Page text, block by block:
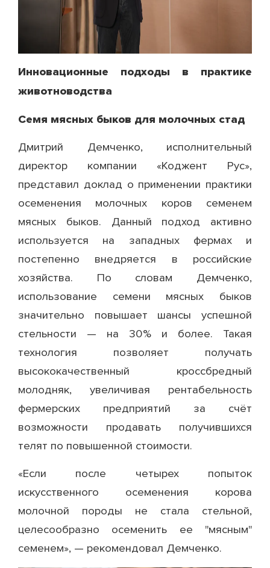
Инновационные подходы в практике
животноводства
Семя мясных быков для молочных стад
Дмитрий Демченко, исполнительный
директор компании «Коджент Рус»,
представил доклад о применении практики
осеменения молочных коров семенем
мясных быков. Данный подход активно
используется на западных фермах и
постепенно внедряется в российские
хозяйства. По словам Демченко,
использование семени мясных быков
значительно повышает шансы успешной
стельности — на 30% и более. Такая
технология позволяет получать
высококачественный кроссбредный
молодняк, увеличивая рентабельность
фермерских предприятий за счёт
возможности продавать получившихся
телят по повышенной стоимости.
«Если после четырех попыток
искусственного осеменения корова
молочной породы не стала стельной,
целесообразно осеменить ее "мясным"
семенем», — рекомендовал Демченко.